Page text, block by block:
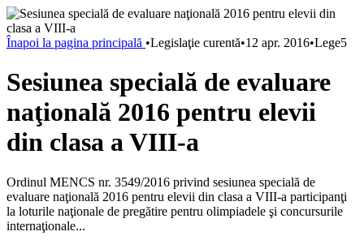
Înapoi la pagina principală •Legislaţie curentă•12 apr. 2016•Lege5
Sesiunea specială de evaluare
naţională 2016 pentru elevii
din clasa a VIII-a
Ordinul MENCS nr. 3549/2016 privind sesiunea specială de
evaluare naţională 2016 pentru elevii din clasa a VIII-a participanţi
la loturile naţionale de pregătire pentru olimpiadele şi concursurile
internaţionale...